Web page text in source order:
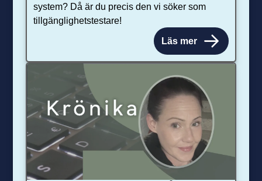
system? Då är du precis den vi söker som
tillgänglighetstestare!
Läs mer